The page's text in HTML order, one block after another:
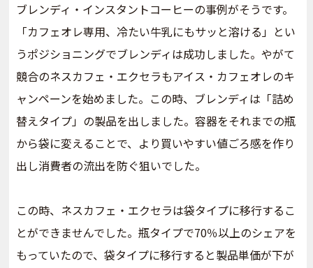
ブレンディ・インスタントコーヒーの事例がそうです。
「カフェオレ専用、冷たい牛乳にもサッと溶ける」とい
うポジショニングでブレンディは成功しました。やがて
競合のネスカフェ・エクセラもアイス・カフェオレのキ
ャンペーンを始めました。この時、ブレンディは「詰め
替えタイプ」の製品を出しました。容器をそれまでの瓶
から袋に変えることで、より買いやすい値ごろ感を作り
出し消費者の流出を防ぐ狙いでした。
この時、ネスカフェ・エクセラは袋タイプに移行するこ
とができませんでした。瓶タイプで70％以上のシェアを
もっていたので、袋タイプに移行すると製品単価が下が